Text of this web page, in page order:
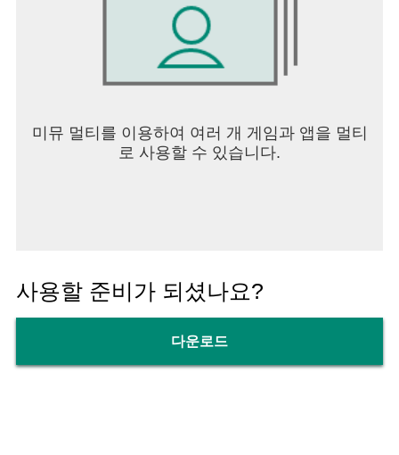
미뮤 멀티를 이용하여 여러 개 게임과 앱을 멀티
로 사용할 수 있습니다.
사용할 준비가 되셨나요?
다운로드